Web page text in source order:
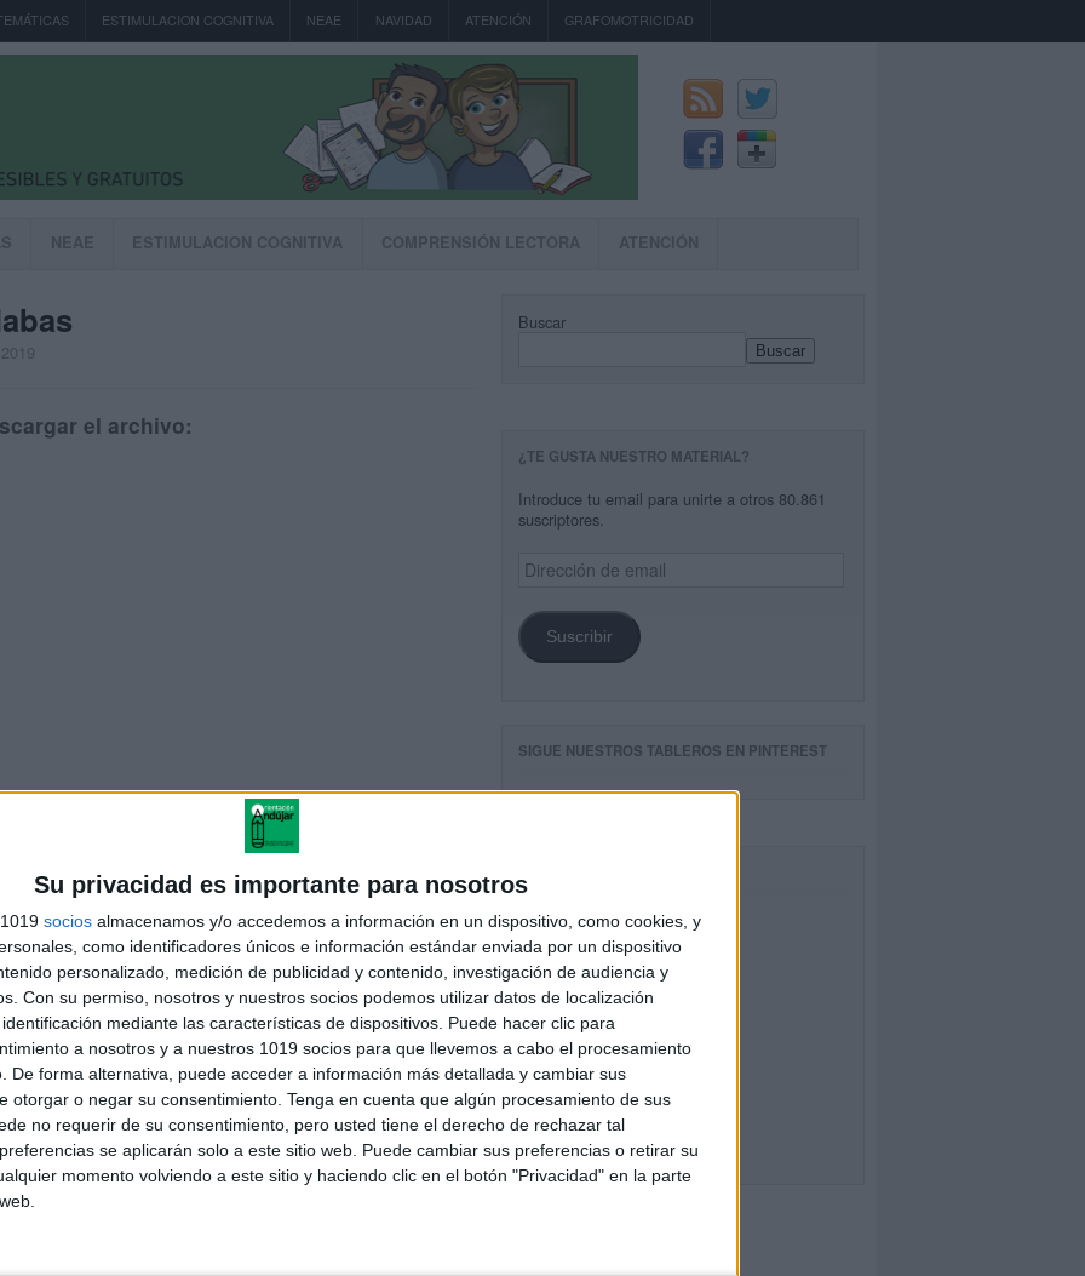
Su privacidad es importante para nosotros
socios almacenamos y/o accedemos a información en un dispositivo, como cookies, y
como identificadores únicos e información estándar enviada por un dispositivo
personalizado, medición de publicidad y contenido, investigación de audiencia y
Con su permiso, nosotros y nuestros socios podemos utilizar datos de localización
mediante las características de dispositivos. Puede hacer clic para
a nosotros y a nuestros 1019 socios para que llevemos a cabo el procesamiento
De forma alternativa, puede acceder a información más detallada y cambiar sus
otorgar o negar su consentimiento. Tenga en cuenta que algún procesamiento de sus
no requerir de su consentimiento, pero usted tiene el derecho de rechazar tal
se aplicarán solo a este sitio web. Puede cambiar sus preferencias o retirar su
momento volviendo a este sitio y haciendo clic en el botón "Privacidad" en la parte
ESTIMULACION COGNITIVA NEAE NAVIDAD ATENCIÓN GRAFOMOTRICIDAD
NEAE ESTIMULACION COGNITIVA COMPRENSIÓN LECTORA ATENCIÓN
el archivo:
un blog, es la apuesta personal de dos profesores Ginés y
son los encargados de los contenidos que encontramos
la mayor parte del tiempo, que sus tareas como docentes, y
les permite.
PM
Buscar
Buscar
¿TE GUSTA NUESTRO MATERIAL?
Introduce tu email para unirte a otros 80.861
suscriptores.
Dirección
de
Suscribir
SIGUE NUESTROS TABLEROS EN PINTEREST